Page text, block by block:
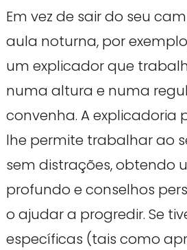
Em vez de sair do seu
aula noturna, por
um explicador que
numa altura e numa
convenha. A
lhe permite trabalhar ao
sem distrações, obtendo
profundo e conselhos
o ajudar a progredir. Se
específicas (tais como